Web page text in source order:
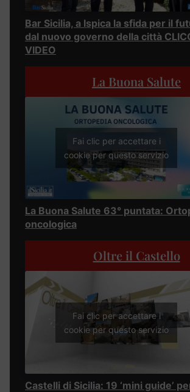
Bar Sicilia, a Ispica la sfida per il
dal nuovo governo della città
VIDEO
La Buona Salute
Fai clic per accettare i
cookie per questo servizio
La Buona Salute 63° puntata:
oncologica
Oltre il Castello
Fai clic per accettare i
cookie per questo servizio
Castelli di Sicilia: 19 ‘mini guide’